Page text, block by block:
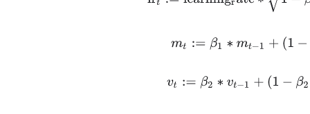
m t:=β 1 ∗mt−1 +(1 −β 1)
v t:=β2 ∗vt− 1+( 1 −β2) ∗g